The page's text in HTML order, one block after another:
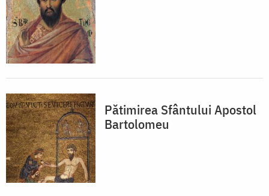
Pătimirea Sfântului Apostol
Bartolomeu